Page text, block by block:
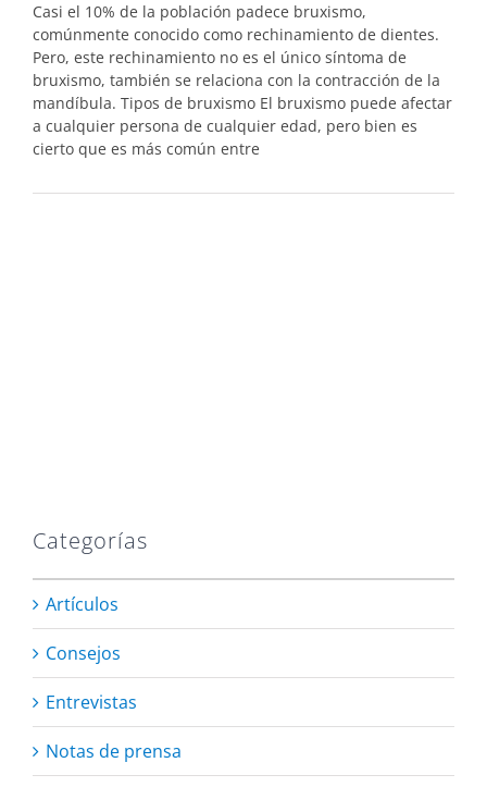
Casi el 10% de la población padece bruxismo,
comúnmente conocido como rechinamiento de dientes.
Pero, este rechinamiento no es el único síntoma de
bruxismo, también se relaciona con la contracción de la
mandíbula. Tipos de bruxismo El bruxismo puede afectar
a cualquier persona de cualquier edad, pero bien es
cierto que es más común entre
Categorías
Artículos
Consejos
Entrevistas
Notas de prensa